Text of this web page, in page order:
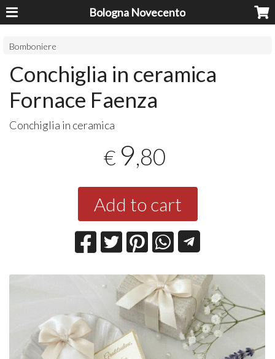
Bologna Novecento
Bomboniere
Conchiglia in ceramica
Fornace Faenza
Conchiglia in ceramica
€ 9,80
Add to cart